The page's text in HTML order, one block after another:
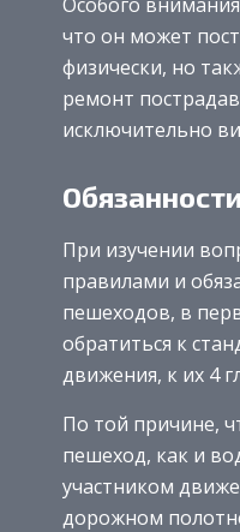
что он может
физически, но
ремонт
исключительно
При изучении
правилами и
пешеходов, в
обратиться к
движения, к их 4
По той причине,
пешеход, как и
участником
дорожном